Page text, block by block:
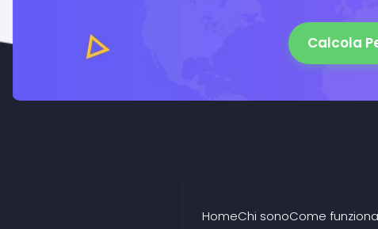
Calcola
HomeChi sonoCome funziona